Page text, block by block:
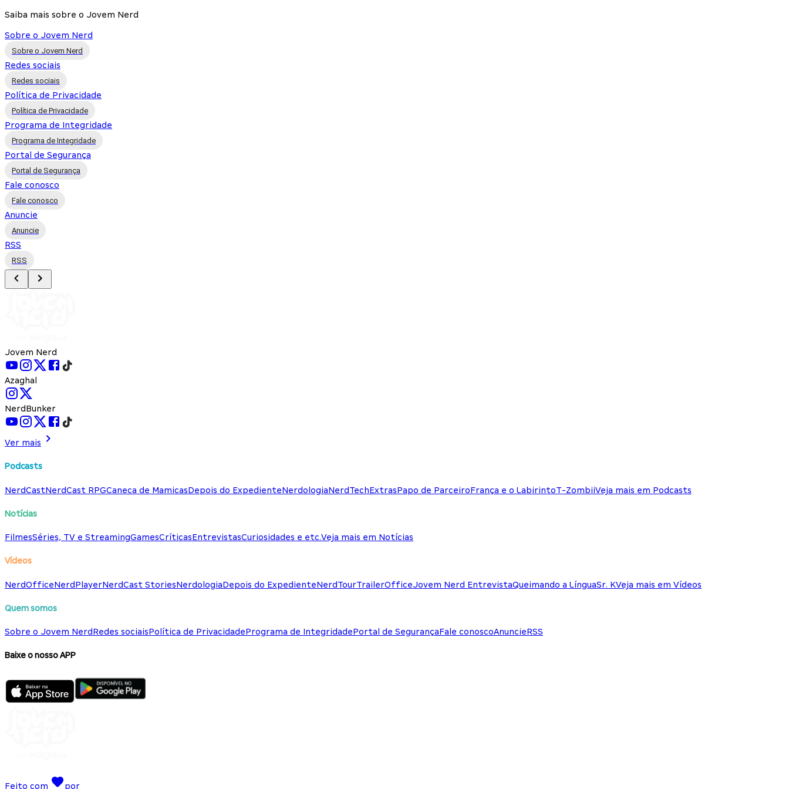
Saiba mais sobre o Jovem Nerd
Sobre o Jovem Nerd
Sobre o Jovem Nerd
Redes sociais
Redes sociais
Política de Privacidade
Política de Privacidade
Programa de Integridade
Programa de Integridade
Portal de Segurança
Portal de Segurança
Fale conosco
Fale conosco
Anuncie
Anuncie
RSS
RSS
Jovem Nerd
Azaghal
NerdBunker
Ver mais
Podcasts
NerdCastNerdCast RPGCaneca de MamicasDepois do ExpedienteNerdologiaNerdTechExtrasPapo de ParceiroFrança e o LabirintoT-ZombiiVeja mais em Podcasts
Notícias
FilmesSéries, TV e StreamingGamesCríticasEntrevistasCuriosidades e etc.Veja mais em Notícias
Vídeos
NerdOfficeNerdPlayerNerdCast StoriesNerdologiaDepois do ExpedienteNerdTourTrailerOfficeJovem Nerd EntrevistaQueimando a LínguaSr. KVeja mais em Vídeos
Quem somos
Sobre o Jovem NerdRedes sociaisPolítica de PrivacidadePrograma de IntegridadePortal de SegurançaFale conoscoAnuncieRSS
Baixe o nosso APP
Feito com por